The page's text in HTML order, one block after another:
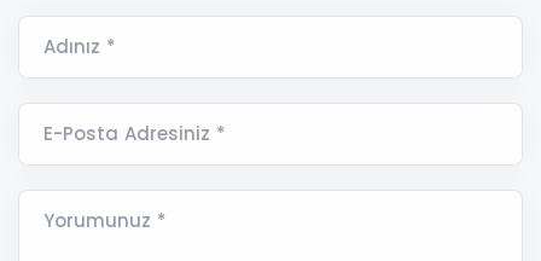
Adınız *
E-Posta Adresiniz *
Yorumunuz *